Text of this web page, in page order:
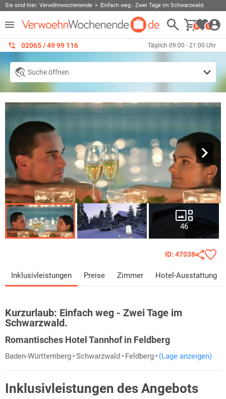
Sie sind hier: Verwöhnwochenende Einfach weg - Zwei Tage im Schwarzwald.
0 0
02065 / 49 ‌99 116 Täglich 09:00 - 21:00 Uhr
Suche öffnen
46
ID: 47038
Inklusivleistungen Preise Zimmer Hotel-Ausstattung
Kurzurlaub: Einfach weg - Zwei Tage im
Schwarzwald.
Romantisches Hotel Tannhof in Feldberg
Baden-Württemberg Schwarzwald Feldberg (Lage anzeigen)
Inklusivleistungen des Angebots